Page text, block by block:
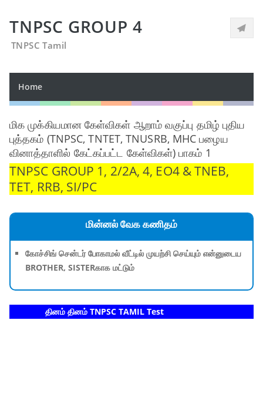
TNPSC GROUP 4
TNPSC Tamil
Home
மிக முக்கியமான கேள்விகள் ஆறாம் வகுப்பு தமிழ் புதிய
புத்தகம் (TNPSC, TNTET, TNUSRB, MHC பழைய
வினாத்தாளில் கேட்கப்பட்ட கேள்விகள்) பாகம் 1
TNPSC GROUP 1, 2/2A, 4, EO4 & TNEB,
TET, RRB, SI/PC
மின்னல் வேக கணிதம்
கோச்சிங் சென்டர் போகாமல் வீட்டில் முயற்சி செய்யும் என்னுடைய
BROTHER, SISTERகாக மட்டும்
தினம் தினம் TNPSC TAMIL Test